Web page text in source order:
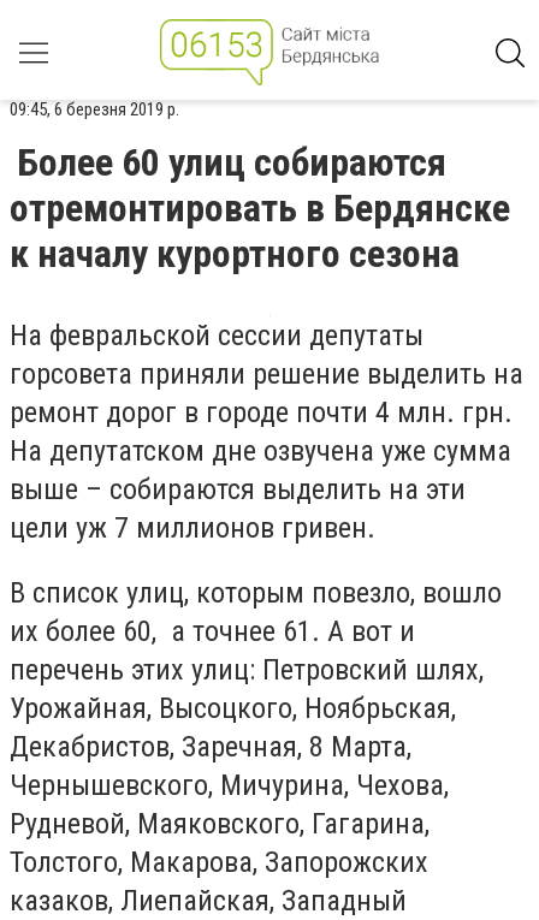
09:45, 6 березня 2019 р.
Более 60 улиц собираются
отремонтировать в Бердянске
к началу курортного сезона
На февральской сессии депутаты
горсовета приняли решение выделить на
ремонт дорог в городе почти 4 млн. грн.
На депутатском дне озвучена уже сумма
выше – собираются выделить на эти
цели уж 7 миллионов гривен.
В список улиц, которым повезло, вошло
их более 60, а точнее 61. А вот и
перечень этих улиц: Петровский шлях,
Урожайная, Высоцкого, Ноябрьская,
Декабристов, Заречная, 8 Марта,
Чернышевского, Мичурина, Чехова,
Рудневой, Маяковского, Гагарина,
Толстого, Макарова, Запорожских
казаков, Лиепайская, Западный